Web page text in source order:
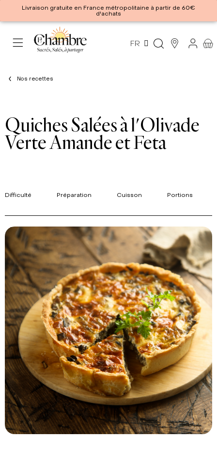
Livraison gratuite en France métropolitaine à partir de 60€
d'achats
FR
Nos recettes
Quiches Salées à l'Olivade
Verte Amande et Feta
Difficulté Préparation Cuisson Portions
Imprimer la recette